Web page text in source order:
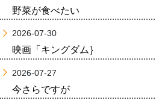
野菜が食べたい
2026-07-30
映画「キングダム｝
2026-07-27
今さらですが